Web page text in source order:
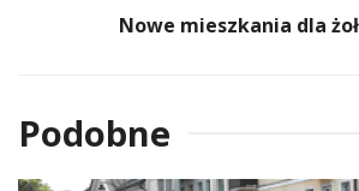
Nowe mieszkania dla
Podobne